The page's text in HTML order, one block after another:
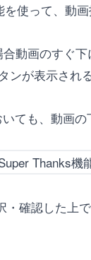
使って、動
動画のすぐ
ンが表示され
ても、動画
確認した上